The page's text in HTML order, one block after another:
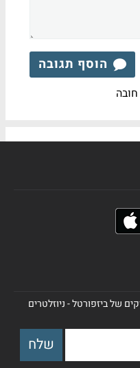
הוסף תגובה
של ביזפורטל - ניוזלטרים